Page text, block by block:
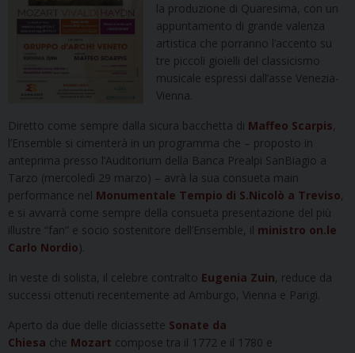
la produzione di Quaresima, con un
appuntamento di grande valenza
artistica che porranno l’accento su
tre piccoli gioielli del classicismo
musicale espressi dall’asse Venezia-
Vienna.
Diretto come sempre dalla sicura bacchetta di Maffeo Scarpis,
l’Ensemble si cimenterà in un programma che – proposto in
anteprima presso l’Auditorium della Banca Prealpi SanBiagio a
Tarzo (mercoledì 29 marzo) – avrà la sua consueta main
performance nel Monumentale Tempio di S.Nicolò a Treviso,
e si avvarrà come sempre della consueta presentazione del più
illustre “fan” e socio sostenitore dell’Ensemble, il ministro on.le
Carlo Nordio).
In veste di solista, il celebre contralto Eugenia Zuin, reduce da
successi ottenuti recentemente ad Amburgo, Vienna e Parigi.
Aperto da due delle diciassette Sonate da
Chiesa che Mozart compose tra il 1772 e il 1780 e